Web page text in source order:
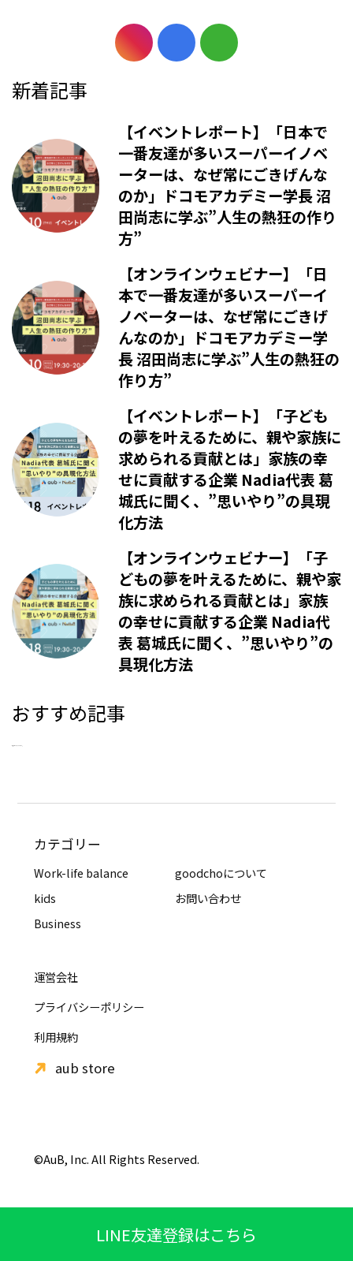
LINE友達登録はこちら
新着記事
【イベントレポート】「日本で
一番友達が多いスーパーイノベ
ーターは、なぜ常にごきげんな
のか」ドコモアカデミー学長 沼
田尚志に学ぶ”人生の熱狂の作り
方”
【オンラインウェビナー】「日
本で一番友達が多いスーパーイ
ノベーターは、なぜ常にごきげ
んなのか」ドコモアカデミー学
長 沼田尚志に学ぶ”人生の熱狂の
作り方”
【イベントレポート】「子ども
の夢を叶えるために、親や家族に
求められる貢献とは」家族の幸
せに貢献する企業 Nadia代表 葛
城氏に聞く、”思いやり”の具現
化方法
【オンラインウェビナー】「子
どもの夢を叶えるために、親や家
族に求められる貢献とは」家族
の幸せに貢献する企業 Nadia代
表 葛城氏に聞く、”思いやり”の
具現化方法
おすすめ記事
カテゴリー
Work-life balance
goodchoについて
kids
お問い合わせ
Business
運営会社
プライバシーポリシー
利用規約
aub store
©AuB, Inc. All Rights Reserved.